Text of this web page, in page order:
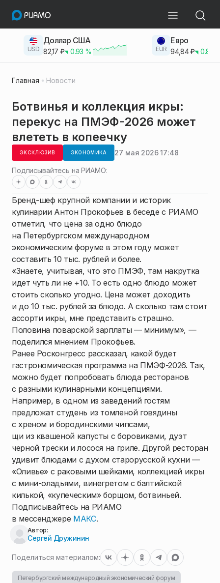
USD
Доллар США
82,17 ₽ 0.93 % EUR
Евро
94,84₽ 0.83
Главная Новости
Ботвинья и коллекция икры:
перекус на ПМЭФ-2026 может
влететь в копеечку
ЭКСКЛЮЗИВ ЭКОНОМИКА 27 мая 2026 17:48
Подписывайтесь на РИАМО:
Бренд-шеф крупной компании и историк
кулинарии Антон Прокофьев в беседе с РИАМО
отметил, что цена за одно блюдо
на Петербургском международном
экономическим форуме в этом году может
составить 10 тыс. рублей и более.
«Знаете, учитывая, что это ПМЭФ, там накрутка
идет чуть ли не +10. То есть одно блюдо может
стоить сколько угодно. Цена может доходить
и до 10 тыс. рублей за блюдо. А сколько там стоит
ассорти икры, мне представить страшно.
Половина поварской зарплаты — минимум», —
поделился мнением Прокофьев.
Ранее Росконгресс рассказал, какой будет
гастрономическая программа на ПМЭФ-2026. Так,
можно будет попробовать блюда ресторанов
с разными кулинарными концепциями.
Например, в одном из заведений гостям
предложат студень из томленой говядины
с хреном и бородинскими чипсами,
щи из квашеной капусты с боровиками, дуэт
черной трески и лосося на гриле. Другой ресторан
удивит блюдами с духом старорусской кухни —
«Оливье» с раковыми шейками, коллекцией икры
с мини-оладьями, винегретом с балтийской
килькой, «купеческим» борщом, ботвиньей.
Подписывайтесь на РИАМО
в мессенджере МАКС.
Автор:
Сергей Дружинин
Поделиться материалом:
Петербургский международный экономический форум